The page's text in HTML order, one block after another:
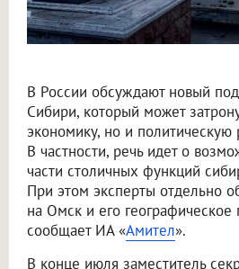
В России обсуждают новый
Сибири, который может
экономику, но и политическую
В частности, речь идет о
части столичных функций
При этом эксперты отдельно
на Омск и его
сообщает ИА «Амител».
В конце июля заместитель